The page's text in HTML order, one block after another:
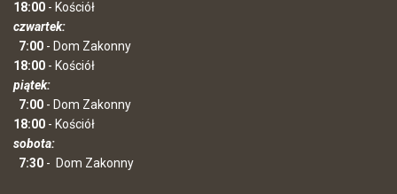
18:00 - Kościół
czwartek:
7:00 - Dom Zakonny
18:00 - Kościół
piątek:
7:00 - Dom Zakonny
18:00 - Kościół
sobota:
7:30 - Dom Zakonny